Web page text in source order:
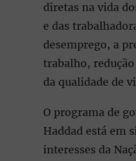
diretas na vida
e das
desemprego, a
trabalho,
da qualidade de
O programa de
Haddad está em
interesses da